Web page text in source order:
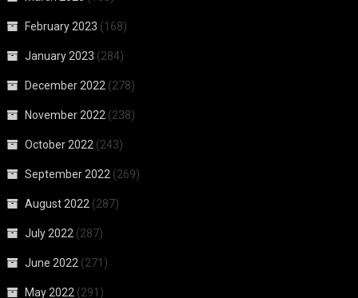
February 2023 (168)
January 2023 (284)
December 2022 (278)
November 2022 (238)
October 2022 (243)
September 2022 (269)
August 2022 (287)
July 2022 (287)
June 2022 (271)
May 2022 (291)